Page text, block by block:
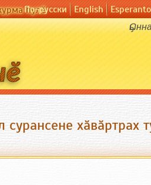
пулӗ
По-русски English Esperanto
хӑвӑртрах